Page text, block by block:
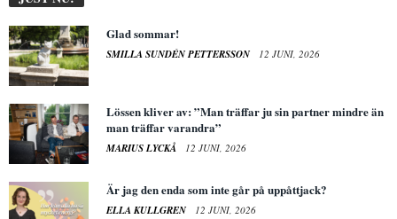
Glad sommar!
SMILLA SUNDÉN PETTERSSON 12 JUNI, 2026
Lössen kliver av: ”Man träffar ju sin partner mindre än
man träffar varandra”
MARIUS LYCKÅ 12 JUNI, 2026
Är jag den enda som inte går på uppåttjack?
ELLA KULLGREN 12 JUNI, 2026